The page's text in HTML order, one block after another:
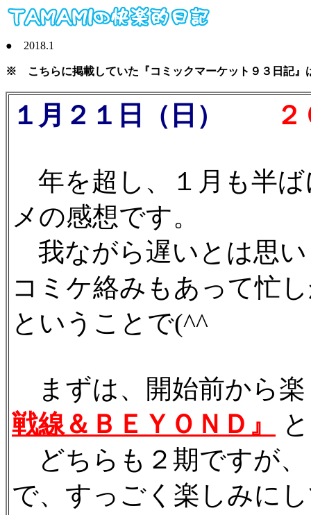
● 2018.1
※ こちらに掲載していた『コミックマーケット９３日記』
１月２１日（日） ２０
年を超し、１月も半
メの感想です。
我ながら遅いとは思
コミケ絡みもあって忙
ということで(^^ゞ
まずは、開始前から
戦線＆ＢＥＹＯＮＤ』
どちらも２期ですが
で、すっごく楽しみに